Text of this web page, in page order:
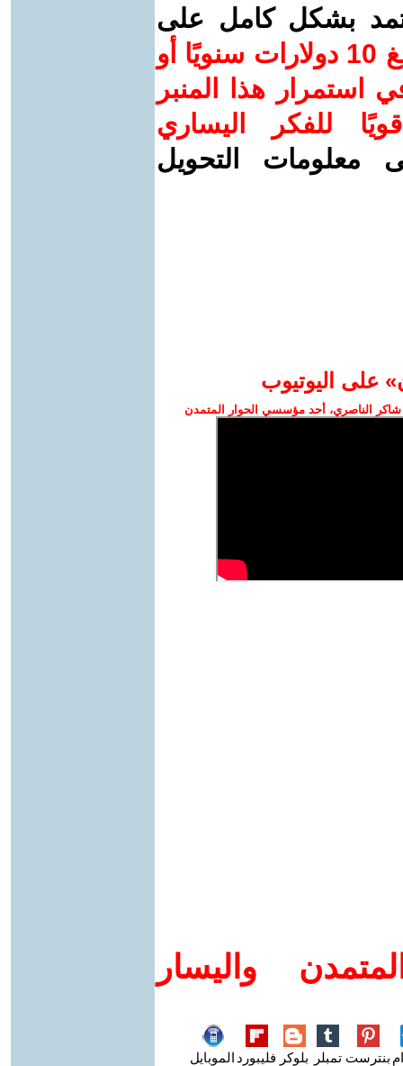
بشكل كامل على
ساهم/ي معنا! بدعمكم بمبلغ 10 دولارات سنويًا أو
استمرار هذا المنبر
للفكر اليساري
معلومات التحويل
على اليوتيوب
الناصري، أحد مؤسسي الحوار المتمدن
واليسار
بنترست تمبلر بلوكر فليبورد الموبايل